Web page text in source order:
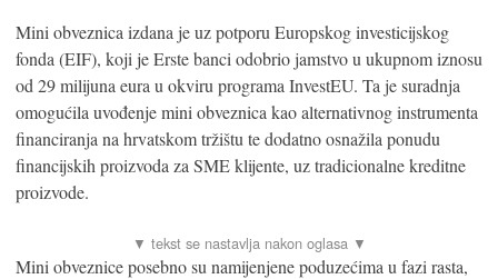
Mini obveznica izdana je uz potporu Europskog investicijskog
fonda (EIF), koji je Erste banci odobrio jamstvo u ukupnom iznosu
od 29 milijuna eura u okviru programa InvestEU. Ta je suradnja
omogućila uvođenje mini obveznica kao alternativnog instrumenta
financiranja na hrvatskom tržištu te dodatno osnažila ponudu
financijskih proizvoda za SME klijente, uz tradicionalne kreditne
proizvode.
Mini obveznice posebno su namijenjene poduzećima u fazi rasta,